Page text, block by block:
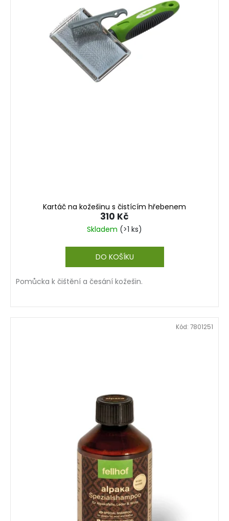
Kartáč na kožešinu s čistícím hřebenem
Skladem (>1 ks)
310 Kč
DO KOŠÍKU
Pomůcka k čištění a česání kožešin.
Kód: 7801251